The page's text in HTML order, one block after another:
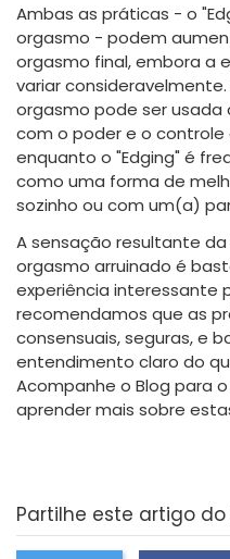
Ambas as práticas - o
orgasmo - podem
orgasmo final, embora a
variar
orgasmo pode ser
com o poder e o controle
enquanto o "Edging" é
como uma forma de
sozinho ou com um(a)
A sensação resultante
orgasmo arruinado é
experiência interessante
recomendamos que as
consensuais, seguras, e
entendimento claro do
Acompanhe o Blog para
aprender mais sobre
Partilhe este artigo do